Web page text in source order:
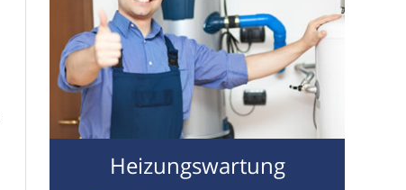
Heizungswartung